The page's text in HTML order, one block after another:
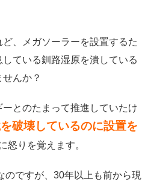
、メガソーラーを設置するた
ている釧路湿原を潰している
んか？
とのたまって推進していたけ
破壊しているのに設置を
怒りを覚えます。
のですが、30年以上も前から現